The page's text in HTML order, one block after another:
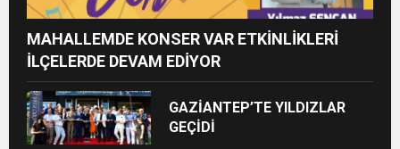
MAHALLEMDE KONSER VAR ETKİNLİKLERİ
İLÇELERDE DEVAM EDİYOR
GAZİANTEP’TE YILDIZLAR
GEÇİDİ